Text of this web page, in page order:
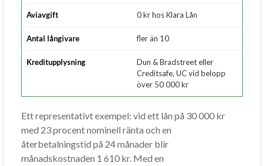
Aviavgift 0 kr hos Klara Lån
Antal långivare fler än 10
Kreditupplysning
Dun & Bradstreet eller
Creditsafe, UC vid belopp
över 50 000 kr
Ett representativt exempel: vid ett lån på 30 000 kr
med 23 procent nominell ränta och en
återbetalningstid på 24 månader blir
månadskostnaden 1 610 kr. Med en